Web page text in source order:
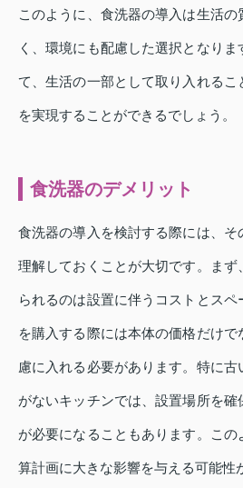
このように、食洗器の導入は生活
く、環境にも配慮した選択となり
て、生活の一部として取り入れるこ
を実現することができるでしょう。
食洗器のデメリット
食洗器の導入を検討する際には、そ
理解しておくことが大切です。ま
られるのは設置に伴うコストとス
を購入する際には本体の価格だけ
慮に入れる必要があります。特に
がないキッチンでは、設置場所を
が必要になることもあります。こ
算計画に大きな影響を与える可能性